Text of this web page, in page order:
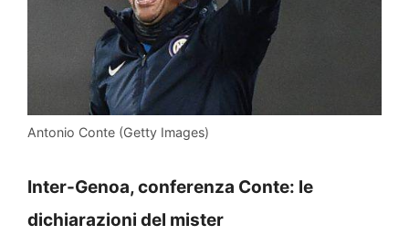
Antonio Conte (Getty Images)
Inter-Genoa, conferenza Conte: le
dichiarazioni del mister